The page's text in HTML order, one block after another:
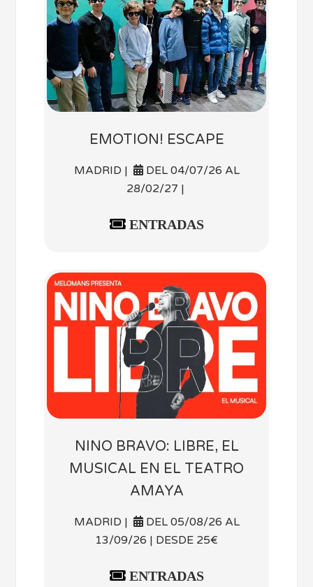
EMOTION! ESCAPE
MADRID |
DEL 04/07/26 AL
28/02/27 |
ENTRADAS
NINO BRAVO: LIBRE, EL
MUSICAL EN EL TEATRO
AMAYA
MADRID |
DEL 05/08/26 AL
13/09/26 | DESDE 25€
ENTRADAS